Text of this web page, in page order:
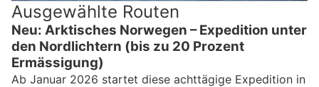
Ausgewählte Routen
Neu: Arktisches Norwegen – Expedition unter
den Nordlichtern (bis zu 20 Prozent
Ermässigung)
Ab Januar 2026 startet diese achttägige Expedition in